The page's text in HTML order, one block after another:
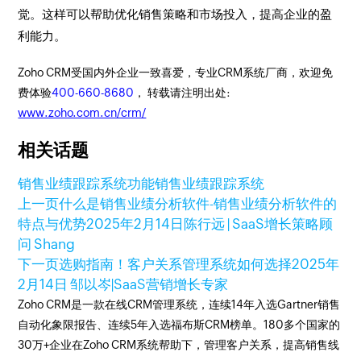
觉。这样可以帮助优化销售策略和市场投入，提高企业的盈
利能力。
Zoho CRM受国内外企业一致喜爱，专业CRM系统厂商，欢迎免
费体验400-660-8680 ， 转载请注明出处:
www.zoho.com.cn/crm/
相关话题
销售业绩跟踪系统功能销售业绩跟踪系统
上一页什么是销售业绩分析软件-销售业绩分析软件的
特点与优势2025年2月14日 陈行远 | SaaS增长策略顾
问 Shang
下一页选购指南！客户关系管理系统如何选择2025年
2月14日 邹以岑|SaaS营销增长专家
Zoho CRM是一款在线CRM管理系统，连续14年入选Gartner销售
自动化象限报告、连续5年入选福布斯CRM榜单。180多个国家的
30万+企业在Zoho CRM系统帮助下，管理客户关系，提高销售线